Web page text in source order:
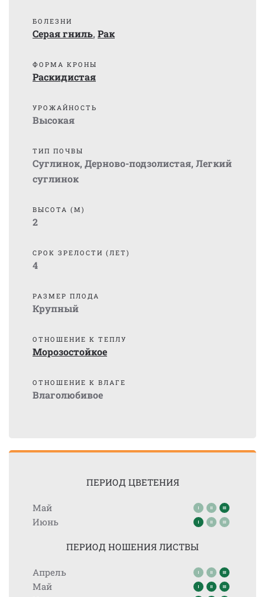
БОЛЕЗНИ
Серая гниль, Рак
ФОРМА КРОНЫ
Раскидистая
УРОЖАЙНОСТЬ
Высокая
ТИП ПОЧВЫ
Суглинок, Дерново-подзолистая, Легкий
суглинок
ВЫСОТА (М)
2
СРОК ЗРЕЛОСТИ (ЛЕТ)
4
РАЗМЕР ПЛОДА
Крупный
ОТНОШЕНИЕ К ТЕПЛУ
Морозостойкое
ОТНОШЕНИЕ К ВЛАГЕ
Влаголюбивое
ПЕРИОД ЦВЕТЕНИЯ
Май
Июнь
ПЕРИОД НОШЕНИЯ ЛИСТВЫ
Апрель
Май